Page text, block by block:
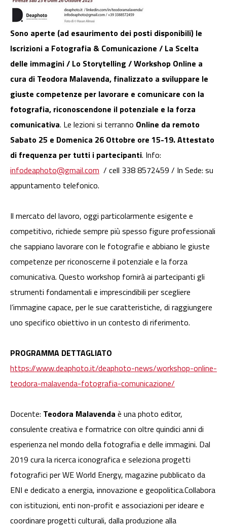
Sono aperte (ad esaurimento dei posti disponibili) le
Iscrizioni a Fotografia & Comunicazione / La Scelta
delle immagini / Lo Storytelling / Workshop Online a
cura di Teodora Malavenda, finalizzato a sviluppare le
giuste competenze per lavorare e comunicare con la
fotografia, riconoscendone il potenziale e la forza
comunicativa. Le lezioni si terranno Online da remoto
Sabato 25 e Domenica 26 Ottobre ore 15-19. Attestato
di frequenza per tutti i partecipanti. Info:
infodeaphoto@gmail.com / cell 338 8572459 / In Sede: su
appuntamento telefonico.
Il mercato del lavoro, oggi particolarmente esigente e
competitivo, richiede sempre più spesso figure professionali
che sappiano lavorare con le fotografie e abbiano le giuste
competenze per riconoscerne il potenziale e la forza
comunicativa. Questo workshop fornirà ai partecipanti gli
strumenti fondamentali e imprescindibili per scegliere
l’immagine capace, per le sue caratteristiche, di raggiungere
uno specifico obiettivo in un contesto di riferimento.
PROGRAMMA DETTAGLIATO
https://www.deaphoto.it/deaphoto-news/workshop-online-
teodora-malavenda-fotografia-comunicazione/
Docente: Teodora Malavenda è una photo editor,
consulente creativa e formatrice con oltre quindici anni di
esperienza nel mondo della fotografia e delle immagini. Dal
2019 cura la ricerca iconografica e seleziona progetti
fotografici per WE World Energy, magazine pubblicato da
ENI e dedicato a energia, innovazione e geopolitica.Collabora
con istituzioni, enti non-profit e associazioni per ideare e
coordinare progetti culturali, dalla produzione alla